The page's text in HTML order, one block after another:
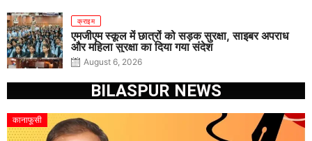
क्राइम
एमजीएम स्कूल में छात्रों को सड़क सुरक्षा, साइबर अपराध
और महिला सुरक्षा का दिया गया संदेश
August 6, 2026
BILASPUR NEWS
कानाफूसी